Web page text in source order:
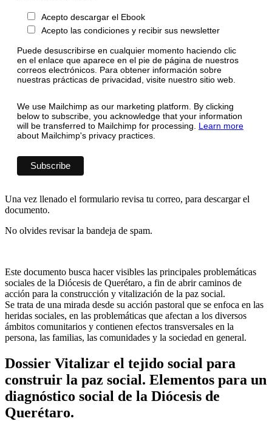
Acepto descargar el Ebook
Acepto las condiciones y recibir sus newsletter
Puede desuscribirse en cualquier momento haciendo clic
en el enlace que aparece en el pie de página de nuestros
correos electrónicos. Para obtener información sobre
nuestras prácticas de privacidad, visite nuestro sitio web.
We use Mailchimp as our marketing platform. By clicking
below to subscribe, you acknowledge that your information
will be transferred to Mailchimp for processing. Learn more
about Mailchimp's privacy practices.
Una vez llenado el formulario revisa tu correo, para descargar el
documento.
No olvides revisar la bandeja de spam.
Este documento busca hacer visibles las principales problemáticas
sociales de la Diócesis de Querétaro, a fin de abrir caminos de
acción para la construcción y vitalización de la paz social.
Se trata de una mirada desde su acción pastoral que se enfoca en las
heridas sociales, en las problemáticas que afectan a los diversos
ámbitos comunitarios y contienen efectos transversales en la
persona, las familias, las comunidades y la sociedad en general.
Dossier Vitalizar el tejido social para
construir la paz social. Elementos para un
diagnóstico social de la Diócesis de
Querétaro.